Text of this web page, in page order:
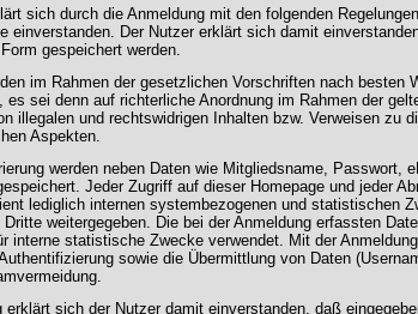
sich durch die Anmeldung mit den folgenden
einverstanden. Der Nutzer erklärt sich damit
gespeichert werden.
im Rahmen der gesetzlichen Vorschriften nach
es sei denn auf richterliche Anordnung im Rahmen der
illegalen und rechtswidrigen Inhalten bzw. Verweisen zu
Aspekten.
werden neben Daten wie Mitgliedsname, Passwort,
Jeder Zugriff auf dieser Homepage und jeder
lediglich internen systembezogenen und statistischen
Dritte weitergegeben. Die bei der Anmeldung erfassten
interne statistische Zwecke verwendet. Mit der
sowie die Übermittlung von Daten
erklärt sich der Nutzer damit einverstanden, daß